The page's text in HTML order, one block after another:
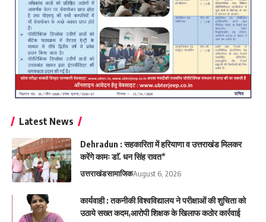
Latest News
Dehradun : सहकारिता में हरियाणा व उत्तराखंड मिलकर
करेंगे कामः डाॅ. धन सिंह रावत*
उत्तराखंडसामाजिकAugust 6, 2026
कार्यवाही : तकनीकी विश्वविद्यालय ने परीक्षाओं की शुचिता को
उठाये सख्त कदम,आरोपी शिक्षक के खिलाफ कठोर कार्रवाई